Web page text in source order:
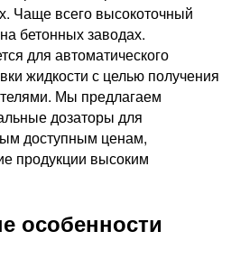
Чаще всего высокоточный
бетонных заводах.
для автоматического
жидкости с целью получения
Мы предлагаем
дозаторы для
доступным ценам,
продукции высоким
особенности